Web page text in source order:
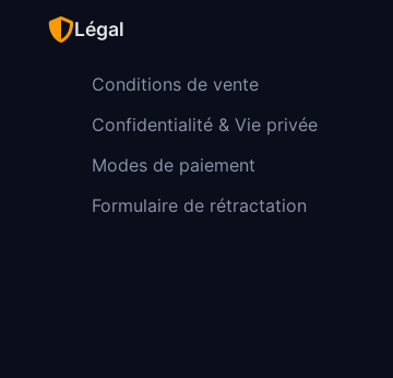
Légal
Conditions de vente
Confidentialité & Vie privée
Modes de paiement
Formulaire de rétractation